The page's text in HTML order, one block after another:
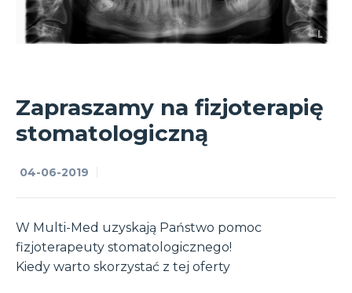
Zapraszamy na fizjoterapię
stomatologiczną
04-06-2019
W Multi-Med uzyskają Państwo pomoc
fizjoterapeuty stomatologicznego!
Kiedy warto skorzystać z tej oferty